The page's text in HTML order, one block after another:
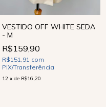
VESTIDO OFF WHITE SEDA
- M
R$159,90
R$151,91 com
PIX/Transferência
12 x de R$16,20